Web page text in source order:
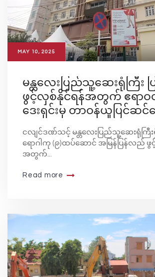
MAY 10, 2025
မန္တလေးပြည်သူ့ဆေးရုံကြီး
ဖွင့်လှစ်နိုင်ရန်အတွက် ဧရာဝ
ဒေးရှင်းမှ တာဝန်ယူပြင်ဆ
ငလျင်ဒဏ်‌သင့် မန္တလေးပြည်သူ့ဆေးရုံက
ရောဂါကု (၉)ထပ်ဆောင် အမြန်ပြန်လည် ဖွ
အတွက်...
Read more